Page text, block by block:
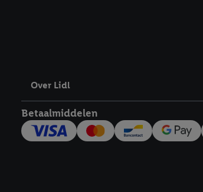
Over Lidl
Betaalmiddelen